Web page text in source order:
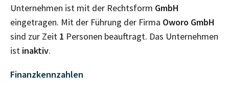
Unternehmen ist mit der Rechtsform GmbH
eingetragen. Mit der Führung der Firma Oworo GmbH
sind zur Zeit 1 Personen beauftragt. Das Unternehmen
ist inaktiv.
Finanzkennzahlen